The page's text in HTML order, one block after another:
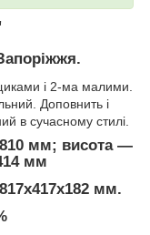
і 2-ма малими.
Доповнить і
в сучасному стилі.
мм; висота ―
мм
мм.